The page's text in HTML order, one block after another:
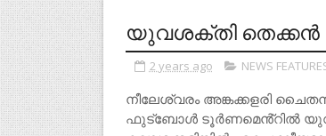
യുവശക്തി തെക്കൻ
2 years ago NEWS
നീലേശ്വരം അങ്കക്കളരി
ഫുട്ബോൾ ടൂർണമെൻ്റിൽ